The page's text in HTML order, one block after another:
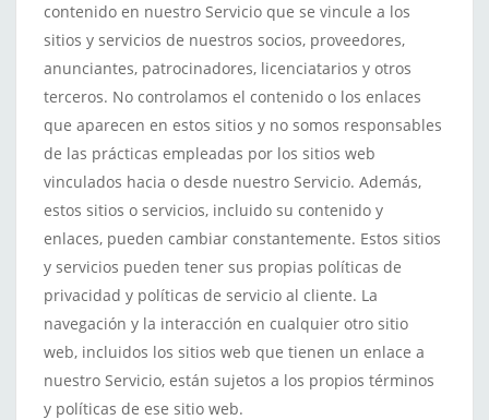
contenido en nuestro Servicio que se vincule a los
sitios y servicios de nuestros socios, proveedores,
anunciantes, patrocinadores, licenciatarios y otros
terceros. No controlamos el contenido o los enlaces
que aparecen en estos sitios y no somos responsables
de las prácticas empleadas por los sitios web
vinculados hacia o desde nuestro Servicio. Además,
estos sitios o servicios, incluido su contenido y
enlaces, pueden cambiar constantemente. Estos sitios
y servicios pueden tener sus propias políticas de
privacidad y políticas de servicio al cliente. La
navegación y la interacción en cualquier otro sitio
web, incluidos los sitios web que tienen un enlace a
nuestro Servicio, están sujetos a los propios términos
y políticas de ese sitio web.